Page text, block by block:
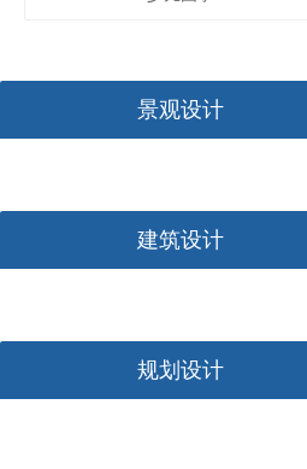
景观设计
建筑设计
规划设计